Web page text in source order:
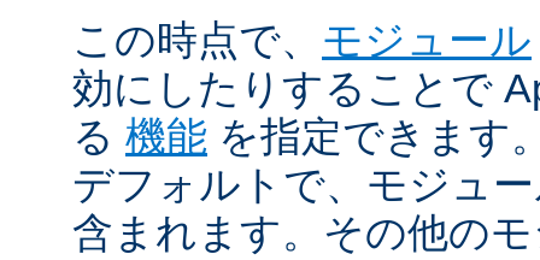
この時点で、 モジュール
効にしたりすることで
る 機能 を指定できます
デフォルトで、モジュ
含まれます。その他の